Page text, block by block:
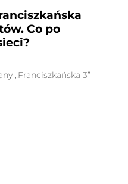
Co po
„Franciszkańska 3”